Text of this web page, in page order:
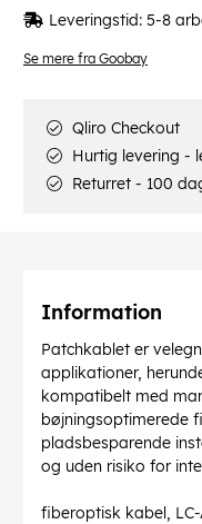
Se mere fra Goobay
Leveringstid: 5-8
Qliro Checkout
Hurtig levering -
Returret - 100
Information
Patchkablet er
applikationer,
kompatibelt med
bøjningsoptimerede
pladsbesparende
og uden risiko for
fiberoptisk kabel, LC-